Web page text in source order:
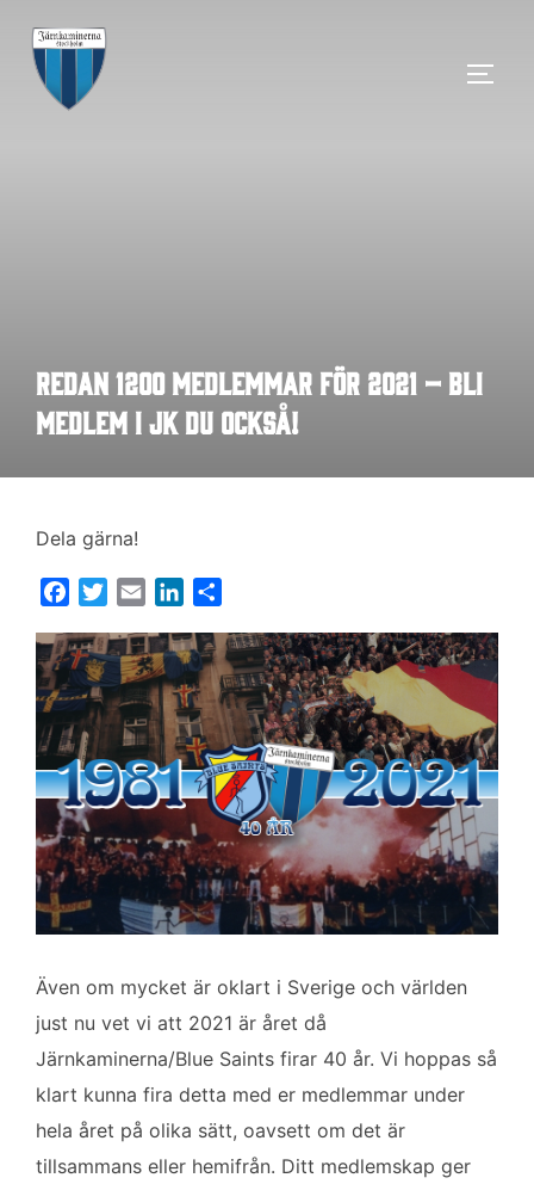
innehåll
Redan 1200 medlemmar för 2021 – bli
medlem i JK du också!
Dela gärna!
c
e
b
o
o
k
i
t
r
a
i
l
n
k
e
d
I
n
l
a
Även om mycket är oklart i Sverige och världen
just nu vet vi att 2021 är året då
Järnkaminerna/Blue Saints firar 40 år. Vi hoppas så
klart kunna fira detta med er medlemmar under
hela året på olika sätt, oavsett om det är
tillsammans eller hemifrån. Ditt medlemskap ger